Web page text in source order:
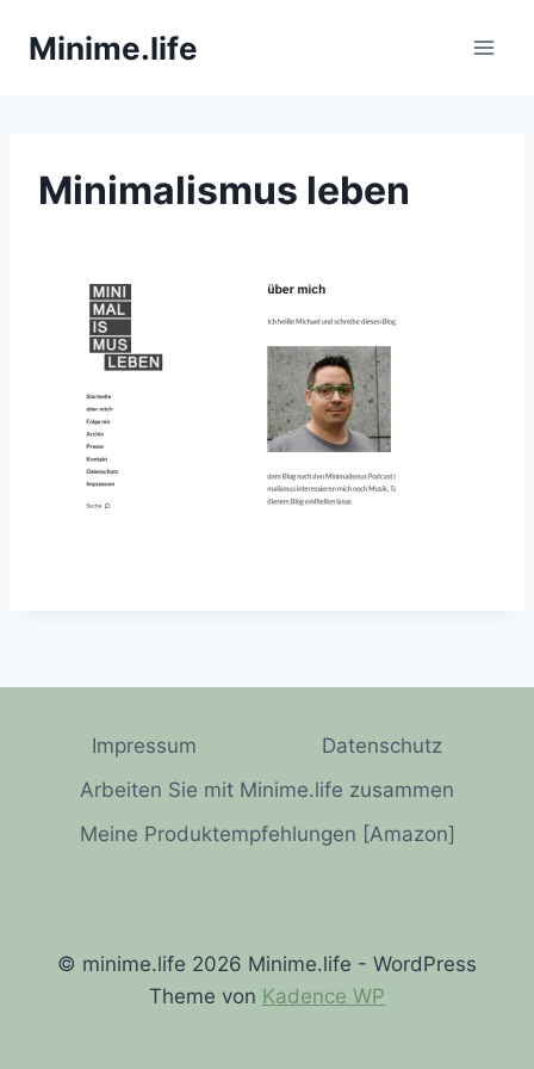
InhaltMinime.life
Minimalismus leben
Impressum
Datenschutz
Arbeiten Sie mit Minime.life zusammen
Meine Produktempfehlungen [Amazon]
© minime.life 2026 Minime.life - WordPress
Theme von Kadence WP